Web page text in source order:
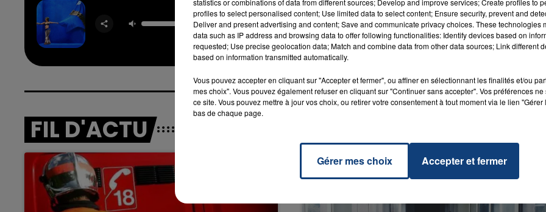
LA TEAM DU WEEK-END LA TEAM DU WEEK-END
Rien A Feter
CAMILLE
YEMBE
RADIO CONTACT
FIL D'ACTU
profiles to select personalised content; Use limited data to select content; Ensure security, prevent and
Deliver and present advertising and content; Save and communicate privacy choices. These technologies
data such as IP address and browsing data to offer following functionalities: Identify devices based on
requested; Use precise geolocation data; Match and combine data from other data sources; Link different
based on information transmitted automatically.
Vous pouvez accepter en cliquant sur "Accepter et fermer", ou affiner en sélectionnant les finalités et/ou
mes choix". Vous pouvez également refuser en cliquant sur "Continuer sans accepter". Vos préférences
ce site. Vous pouvez mettre à jour vos choix, ou retirer votre consentement à tout moment via le lien
bas de chaque page.
Gérer mes choix Accepter et fermer